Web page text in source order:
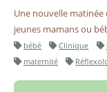
Une nouvelle
jeunes mamans ou
bébé Clinique
maternité